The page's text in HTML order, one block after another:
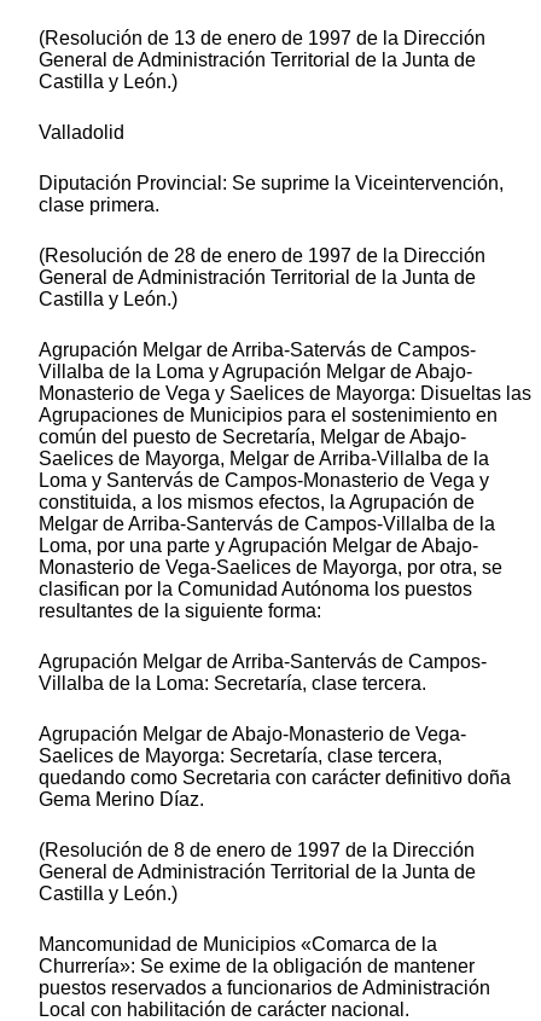
(Resolución de 13 de enero de 1997 de la Dirección
General de Administración Territorial de la Junta de
Castilla y León.)
Valladolid
Diputación Provincial: Se suprime la Viceintervención,
clase primera.
(Resolución de 28 de enero de 1997 de la Dirección
General de Administración Territorial de la Junta de
Castilla y León.)
Agrupación Melgar de Arriba-Satervás de Campos-
Villalba de la Loma y Agrupación Melgar de Abajo-
Monasterio de Vega y Saelices de Mayorga: Disueltas las
Agrupaciones de Municipios para el sostenimiento en
común del puesto de Secretaría, Melgar de Abajo-
Saelices de Mayorga, Melgar de Arriba-Villalba de la
Loma y Santervás de Campos-Monasterio de Vega y
constituida, a los mismos efectos, la Agrupación de
Melgar de Arriba-Santervás de Campos-Villalba de la
Loma, por una parte y Agrupación Melgar de Abajo-
Monasterio de Vega-Saelices de Mayorga, por otra, se
clasifican por la Comunidad Autónoma los puestos
resultantes de la siguiente forma:
Agrupación Melgar de Arriba-Santervás de Campos-
Villalba de la Loma: Secretaría, clase tercera.
Agrupación Melgar de Abajo-Monasterio de Vega-
Saelices de Mayorga: Secretaría, clase tercera,
quedando como Secretaria con carácter definitivo doña
Gema Merino Díaz.
(Resolución de 8 de enero de 1997 de la Dirección
General de Administración Territorial de la Junta de
Castilla y León.)
Mancomunidad de Municipios «Comarca de la
Churrería»: Se exime de la obligación de mantener
puestos reservados a funcionarios de Administración
Local con habilitación de carácter nacional.